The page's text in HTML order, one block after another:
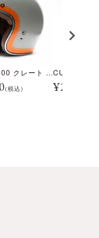
CUSTOM500 クレート ストーン
(税込) ¥28,600